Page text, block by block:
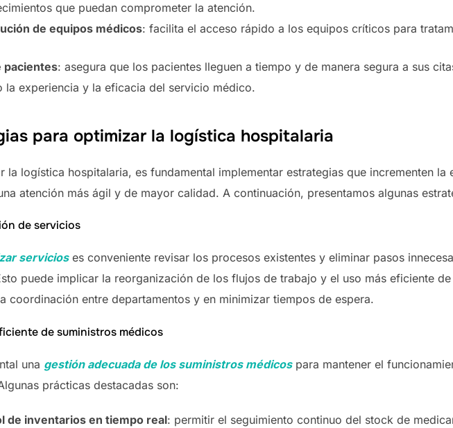
que puedan comprometer la atención.
de equipos médicos: facilita el acceso rápido a los equipos críticos para
pacientes: asegura que los pacientes lleguen a tiempo y de manera segura a sus
la experiencia y la eficacia del servicio médico.
para optimizar la logística hospitalaria
la logística hospitalaria, es fundamental implementar estrategias que incrementen
atención más ágil y de mayor calidad. A continuación, presentamos algunas
de servicios
servicioses conveniente revisar los procesos existentes y eliminar pasos
puede implicar la reorganización de los flujos de trabajo y el uso más eficiente
coordinación entre departamentos y en minimizar tiempos de espera.
de suministros médicos
una gestión adecuada de los suministros médicospara mantener el
prácticas destacadas son:
de inventarios en tiempo real: permitir el seguimiento continuo del stock de